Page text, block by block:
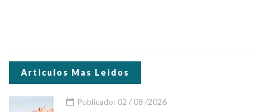
Articulos Mas Leidos
Publicado: 02 / 08 /2026